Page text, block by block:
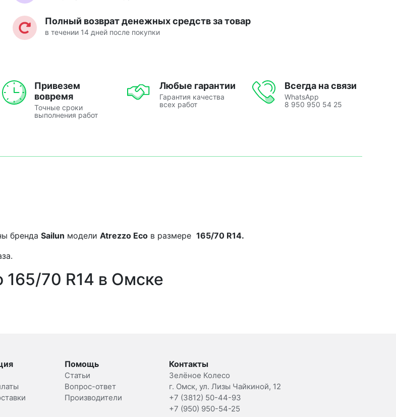
Полный возврат денежных средств за товар
в течении 14 дней после покупки
Привезем
вовремя
Точные сроки
выполнения работ
Любые гарантии
Гарантия качества
всех работ
Всегда на связи
WhatsApp
8 950 950 54 25
бренда Sailun модели Atrezzo Eco в размере 165/70 R14.
165/70 R14 в Омске
Помощь
Статьи
Вопрос-ответ
Производители
Контакты
Зелёное Колесо
г. Омск, ул. Лизы Чайкиной, 12
+7 (3812) 50-44-93
+7 (950) 950-54-25